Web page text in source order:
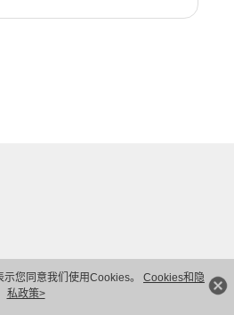
您同意我们使用Cookies。 Cookies和隐
私政策>